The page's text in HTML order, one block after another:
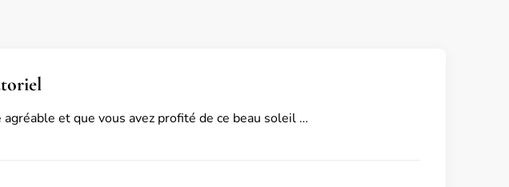
et que vous avez profité de ce beau soleil …